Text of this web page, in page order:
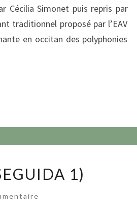
Cécilia Simonet puis repris par
traditionnel proposé par l’EAV
en occitan des polyphonies
1)